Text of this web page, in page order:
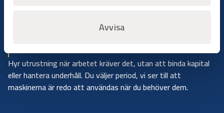
Avvisa
Hyr utrustning när arbetet kräver det, utan att binda kapital
eller hantera underhåll. Du väljer period, vi ser till att
maskinerna är redo att användas när du behöver dem.